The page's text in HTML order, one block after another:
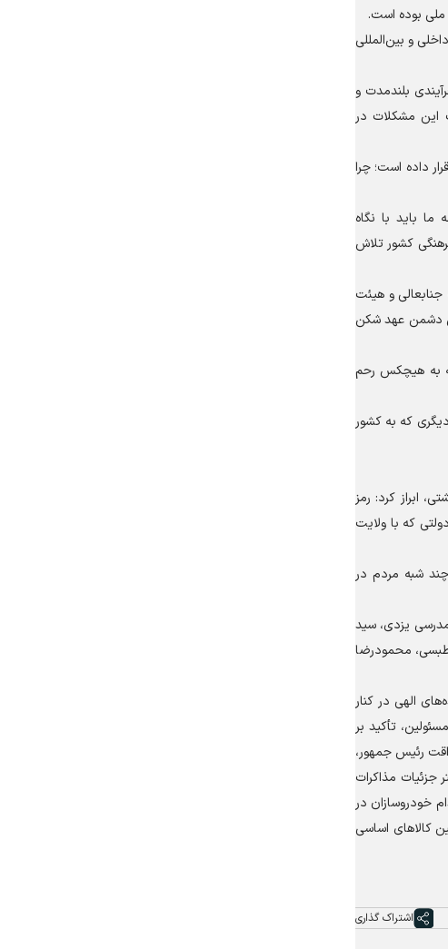
ملی بوده است.
و بین‌المللی
بلندمدت و
این مشکلات در
داده است؛ چرا
باید با نگاه
کشور تلاش
و هیئت
دشمن عهد شکن
به هیچکس رحم
که به کشور
ابراز کرد: رمز
که با ولایت
شبه مردم در
مدرسی یزدی، سید
محمودرضا
الهی در کنار
تأکید بر
رئیس جمهور،
جزئیات مذاکرات
خودروسازان در
کالا‌های اساسی
اشتراک گذاری